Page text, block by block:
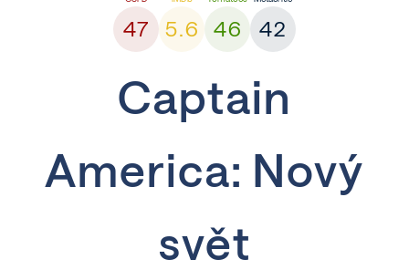
47 5.6 46 42
Captain
America: Nový
svět